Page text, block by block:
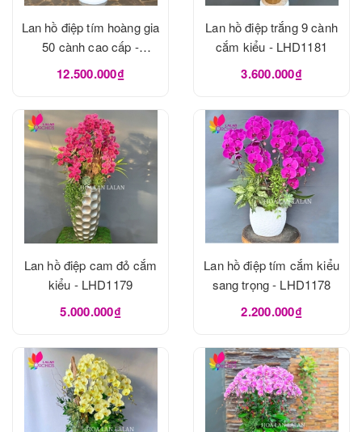
Lan hồ điệp tím hoàng gia
50 cành cao cấp -
LHD1182
12.500.000₫
Lan hồ điệp trắng 9 cành
cắm kiểu - LHD1181
3.600.000₫
Lan hồ điệp cam đỏ cắm
kiểu - LHD1179
5.000.000₫
Lan hồ điệp tím cắm kiểu
sang trọng - LHD1178
2.200.000₫